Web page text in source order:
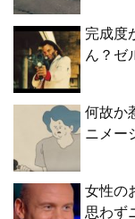
完成度
ん？ゼ
何故か
ニメー
女性の
思わず